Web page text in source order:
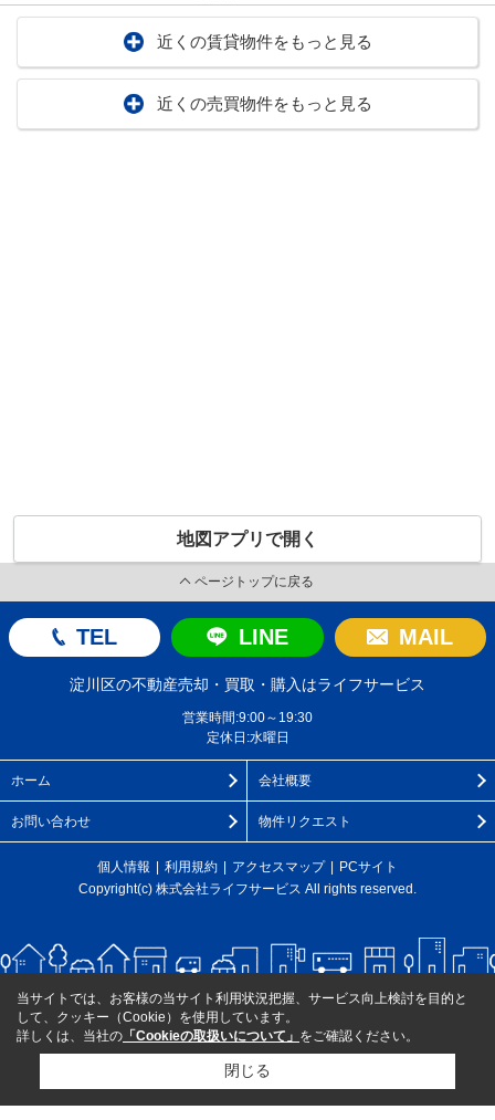
近くの賃貸物件をもっと見る
近くの売買物件をもっと見る
地図アプリで開く
ページトップに戻る
TEL LINE MAIL
淀川区の不動産売却・買取・購入はライフサービス
営業時間:9:00～19:30
定休日:水曜日
ホーム 会社概要
お問い合わせ 物件リクエスト
個人情報 利用規約 アクセスマップ
PCサイト
Copyright(c) 株式会社ライフサービス All rights reserved.
当サイトでは、お客様の当サイト利用状況把握、サービス向上検討を目的と
して、クッキー（Cookie）を使用しています。
詳しくは、当社の 「Cookieの取扱いについて」 をご確認ください。
閉じる